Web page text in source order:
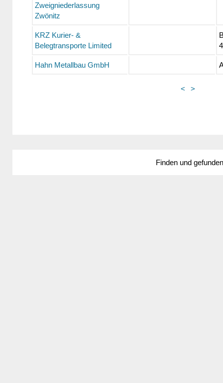
Zweigniederlassung
Zwönitz
KRZ Kurier- &
Belegtransporte Limited
Hahn Metallbau GmbH
< >
Finden und